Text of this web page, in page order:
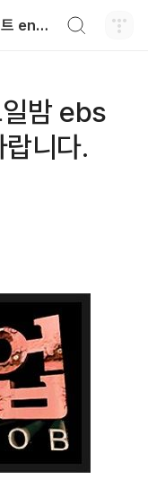
와일드진생WG엔터테인먼트 entertainment
밤 ebs
니다.